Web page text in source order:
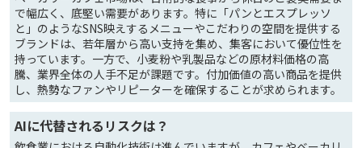
で幅広く、底堅い需要があります。特に「パンとエスプレッソ
と」のようなSNS映えするメニューやこだわりの空間を提供する
ブランドは、若年層から高い支持を集め、集客において優位性を
持っています。一方で、小麦粉や乳製品などの原材料価格の高
騰、業界全体の人手不足が課題です。付加価値の高い商品を提供
し、熱勢なファンやリピーターを確保することが求められます。
AIに代替されるリスクは？